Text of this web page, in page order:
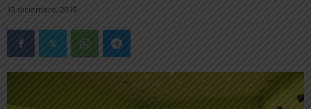
13 diciembre, 2019